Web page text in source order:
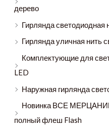
дерево
Гирлянда светодиодная
Гирлянда уличная нить
Комплектующие для
LED
Наружная гирлянда
Новинка ВСЕ МЕРЦАНИЕ
полный флеш Flash